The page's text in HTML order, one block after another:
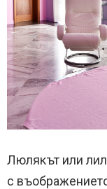
Люлякът или
с